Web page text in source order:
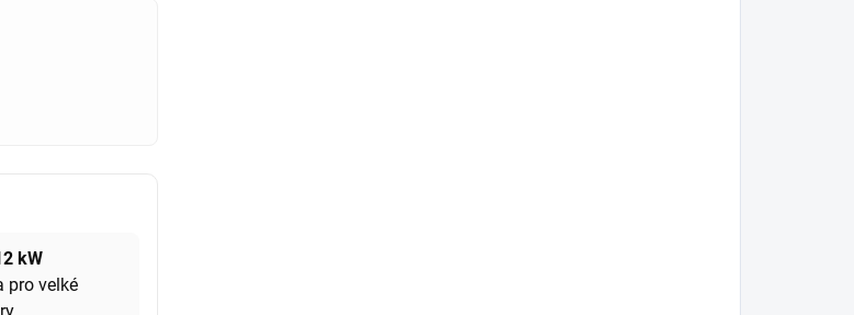
kW
pro velké